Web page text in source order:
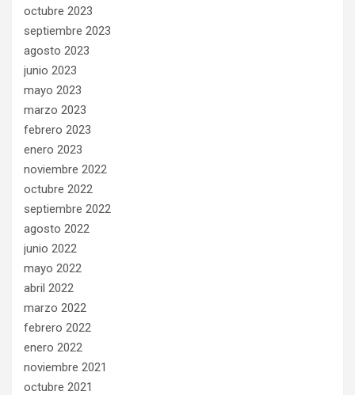
octubre 2023
septiembre 2023
agosto 2023
junio 2023
mayo 2023
marzo 2023
febrero 2023
enero 2023
noviembre 2022
octubre 2022
septiembre 2022
agosto 2022
junio 2022
mayo 2022
abril 2022
marzo 2022
febrero 2022
enero 2022
noviembre 2021
octubre 2021